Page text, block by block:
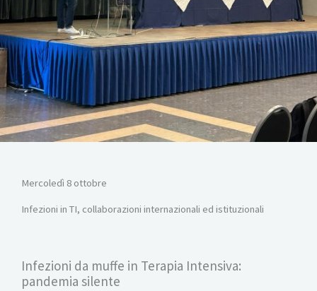
Mercoledì 8 ottobre
Infezioni in TI, collaborazioni internazionali ed istituzionali
Infezioni da muffe in Terapia Intensiva:
pandemia silente